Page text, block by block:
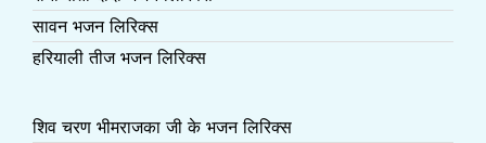
सावन भजन लिरिक्स
हरियाली तीज भजन लिरिक्स
शिव चरण भीमराजका जी के भजन लिरिक्स